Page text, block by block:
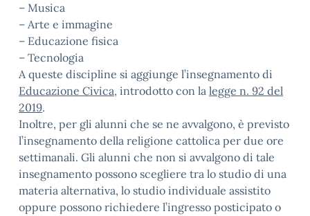
– Musica
– Arte e immagine
– Educazione fisica
– Tecnologia
A queste discipline si aggiunge l’insegnamento di
Educazione Civica, introdotto con la legge n. 92 del
2019.
Inoltre, per gli alunni che se ne avvalgono, è previsto
l’insegnamento della religione cattolica per due ore
settimanali. Gli alunni che non si avvalgono di tale
insegnamento possono scegliere tra lo studio di una
materia alternativa, lo studio individuale assistito
oppure possono richiedere l’ingresso posticipato o